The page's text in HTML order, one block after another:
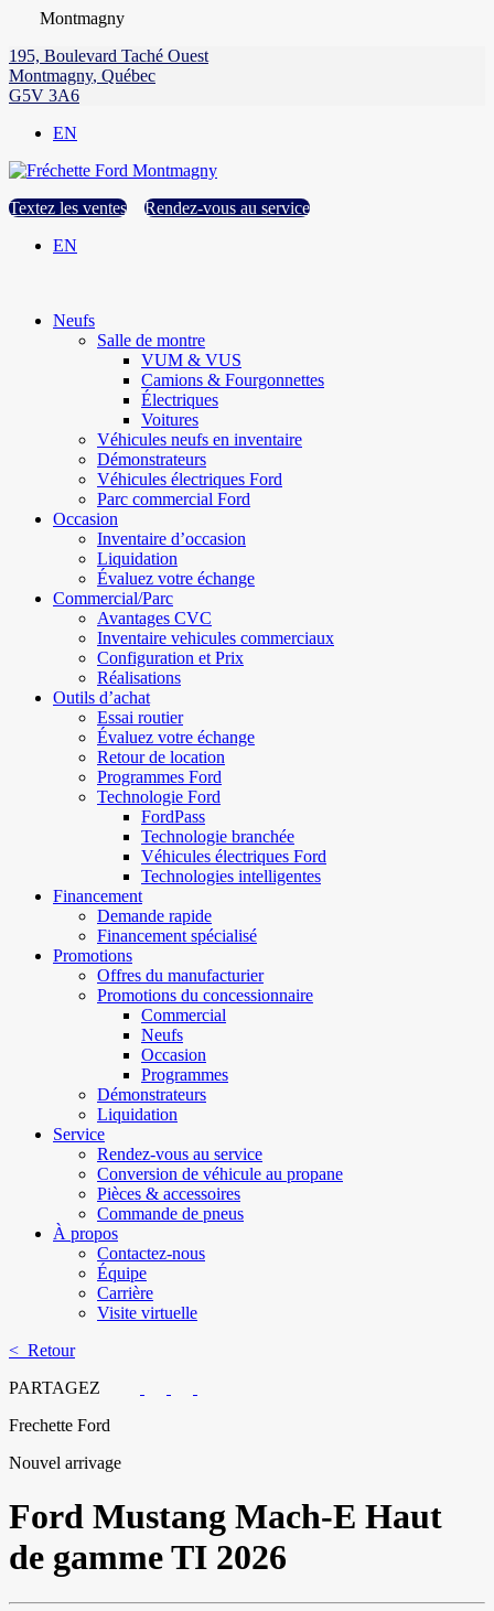
Montmagny
195, Boulevard Taché Ouest
Montmagny, Québec
G5V 3A6
EN
Textez les ventes
Rendez-vous au service
EN
Neufs
Salle de montre
VUM & VUS
Camions & Fourgonnettes
Électriques
Voitures
Véhicules neufs en inventaire
Démonstrateurs
Véhicules électriques Ford
Parc commercial Ford
Occasion
Inventaire d’occasion
Liquidation
Évaluez votre échange
Commercial/Parc
Avantages CVC
Inventaire vehicules commerciaux
Configuration et Prix
Réalisations
Outils d’achat
Essai routier
Évaluez votre échange
Retour de location
Programmes Ford
Technologie Ford
FordPass
Technologie branchée
Véhicules électriques Ford
Technologies intelligentes
Financement
Demande rapide
Financement spécialisé
Promotions
Offres du manufacturier
Promotions du concessionnaire
Commercial
Neufs
Occasion
Programmes
Démonstrateurs
Liquidation
Service
Rendez-vous au service
Conversion de véhicule au propane
Pièces & accessoires
Commande de pneus
À propos
Contactez-nous
Équipe
Carrière
Visite virtuelle
< Retour
PARTAGEZ
Frechette Ford
Nouvel arrivage
Ford Mustang Mach-E Haut
de gamme TI 2026